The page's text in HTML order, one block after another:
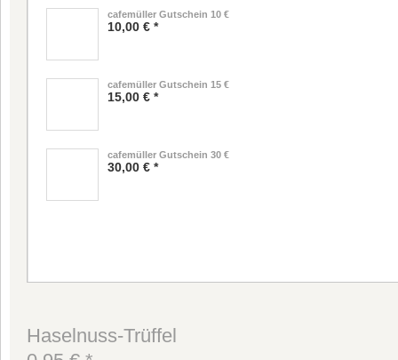
cafemüller Gutschein 10 €
10,00 € *
cafemüller Gutschein 15 €
15,00 € *
cafemüller Gutschein 30 €
30,00 € *
Haselnuss-Trüffel